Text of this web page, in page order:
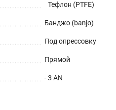
Тефлон (PTFE)
Банджо (banjo)
Под опрессовку
Прямой
- 3 AN